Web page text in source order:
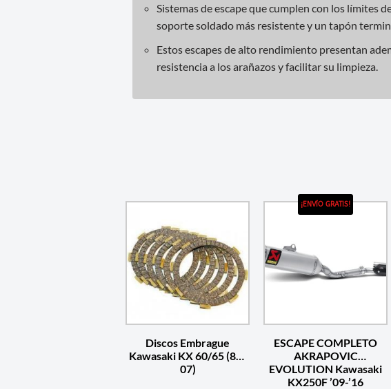
Sistemas de escape que cumplen con los límites
soporte soldado más resistente y un tapón
Estos escapes de alto rendimiento presentan
resistencia a los arañazos y facilitar su limpieza.
Discos Embrague
Kawasaki KX 60/65 (88-
07)
¡ENVÍO GRATIS!
ESCAPE COMPLETO
AKRAPOVIC
EVOLUTION Kawasaki
KX250F ’09-’16